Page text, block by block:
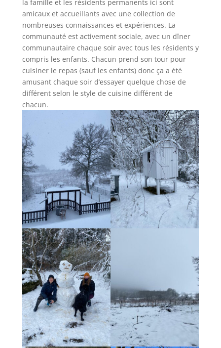
la famille et les résidents permanents ici sont
amicaux et accueillants avec une collection de
nombreuses connaissances et expériences. La
communauté est activement sociale, avec un dîner
communautaire chaque soir avec tous les résidents y
compris les enfants. Chacun prend son tour pour
cuisiner le repas (sauf les enfants) donc ça a été
amusant chaque soir d’essayer quelque chose de
différent selon le style de cuisine différent de
chacun.